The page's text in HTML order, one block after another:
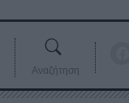
Αναζήτηση